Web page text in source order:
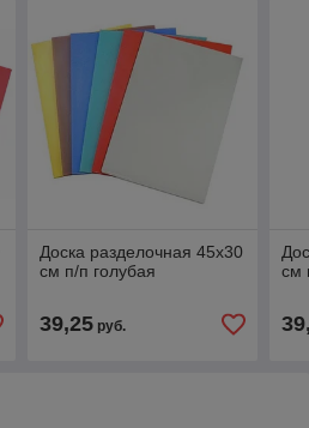
Доска разделочная 45х30
см п/п голубая
39,25руб.
см